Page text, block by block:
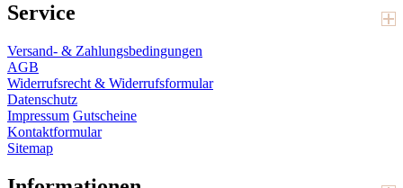
Service
Versand- & Zahlungsbedingungen
AGB
Widerrufsrecht & Widerrufsformular
Datenschutz
Impressum Gutscheine
Kontaktformular
Sitemap